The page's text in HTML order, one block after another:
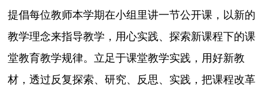
提倡每位教师本学期在小组里讲一节公开课，以新的
教学理念来指导教学，用心实践、探索新课程下的课
堂教育教学规律。立足于课堂教学实践，用好新教
材，透过反复探索、研究、反思、实践，把课程改革